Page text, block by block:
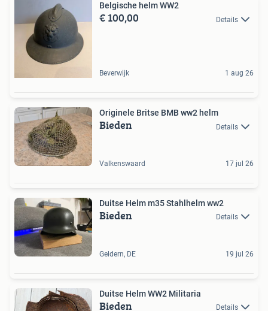
Belgische helm WW2
€ 100,00 Details
Beverwijk 1 aug 26
Originele Britse BMB ww2 helm
Bieden Details
Valkenswaard 17 jul 26
Duitse Helm m35 Stahlhelm ww2
Bieden Details
Geldern, DE 19 jul 26
Duitse Helm WW2 Militaria
Bieden Details